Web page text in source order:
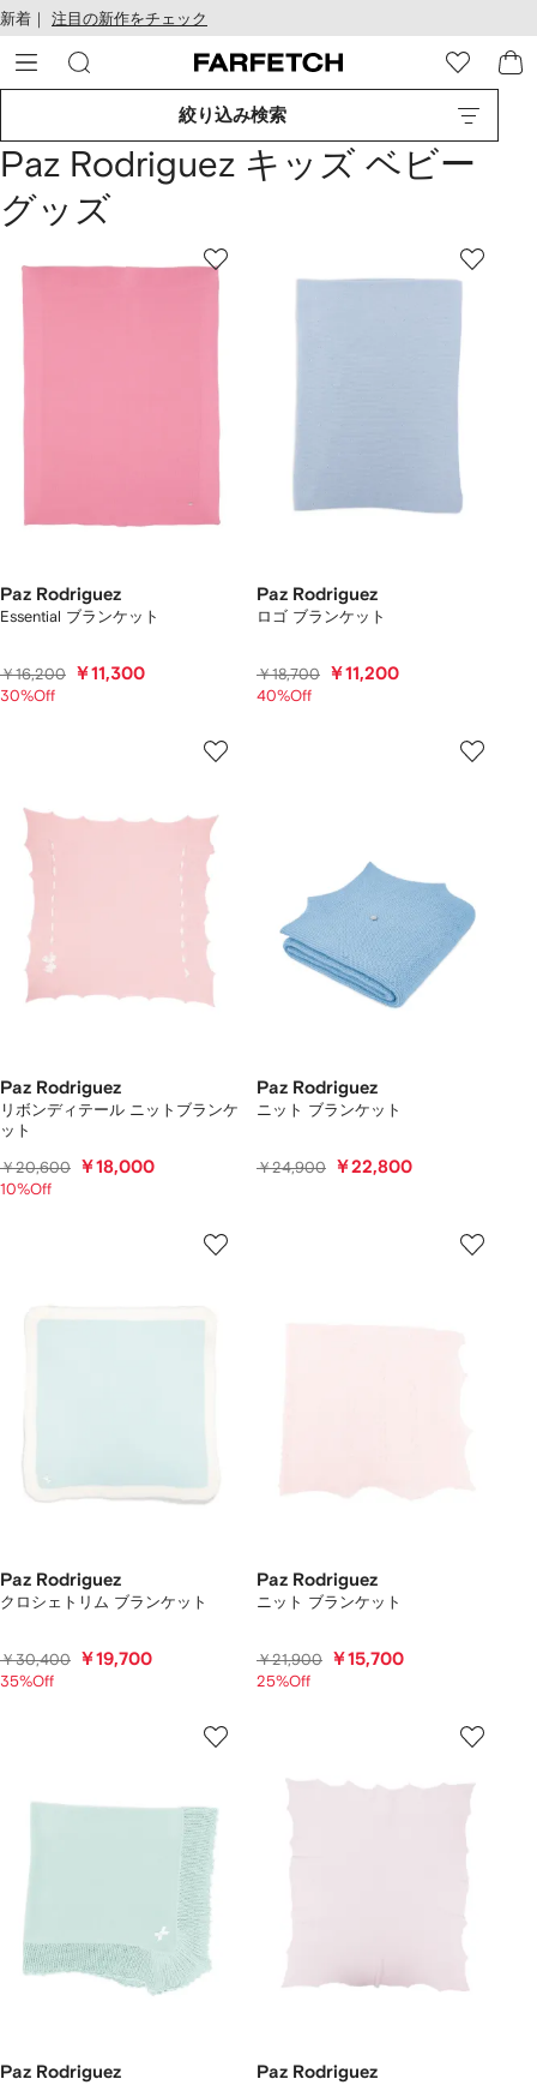
テ
ン
ツ
る
お
け
る
ビ
リ
新着｜ 注目の新作をチェック
絞り込み検索
Paz Rodriguez キッズ ベビー
グッズ
Paz Rodriguez
Essential ブランケット
￥16,200 ￥11,300
30%Off
Paz Rodriguez
ロゴ ブランケット
￥18,700 ￥11,200
40%Off
Paz Rodriguez
リボンディテール ニットブランケ
ット
￥20,600 ￥18,000
10%Off
Paz Rodriguez
ニット ブランケット
￥24,900 ￥22,800
Paz Rodriguez
クロシェトリム ブランケット
￥30,400 ￥19,700
35%Off
Paz Rodriguez
ニット ブランケット
￥21,900 ￥15,700
25%Off
Paz Rodriguez Paz Rodriguez